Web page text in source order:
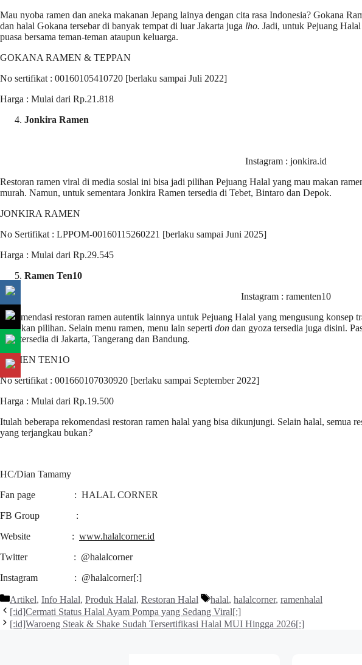
Mau nyoba ramen dan aneka makanan Jepang lainya dengan cita rasa Indonesia? Gokana
dan halal Gokana tersebar di banyak tempat di luar Jakarta juga lho. Jadi, untuk Pejuang
puasa bersama teman-teman ataupun keluarga.
GOKANA RAMEN & TEPPAN
No sertifikat : 00160105410720 [berlaku sampai Juli 2022]
Harga : Mulai dari Rp.21.818
Jonkira Ramen
Instagram : jonkira.id
Restoran ramen viral di media sosial ini bisa jadi pilihan Pejuang Halal yang mau makan
murah. Namun, untuk sementara Jonkira Ramen tersedia di Tebet, Bintaro dan Depok.
JONKIRA RAMEN
No Sertifikat : LPPOM-00160115260221 [berlaku sampai Juni 2025]
Harga : Mulai dari Rp.29.545
Ramen Ten10
Instagram : ramenten10
Rekomendasi restoran ramen autentik lainnya untuk Pejuang Halal yang mengusung konsep
dijadikan pilihan. Selain menu ramen, menu lain seperti don dan gyoza tersedia juga disini.
baru tersedia di Jakarta, Tangerang dan Bandung.
RAMEN TEN1O
No sertifikat : 001660107030920 [berlaku sampai September 2022]
Harga : Mulai dari Rp.19.500
Itulah beberapa rekomendasi restoran ramen halal yang bisa dikunjungi. Selain halal, semua
yang terjangkau bukan?
HC/Dian Tamamy
Fan page : HALAL CORNER
FB Group :
Website : www.halalcorner.id
Twitter : @halalcorner
Instagram : @halalcorner[:]
Kategori
Artikel, Info Halal, Produk Halal, Restoran Halal Tag
halal, halalcorner, ramenhalal
[:id]Cermati Status Halal Ayam Pompa yang Sedang Viral[:]
[:id]Waroeng Steak & Shake Sudah Tersertifikasi Halal MUI Hingga 2026[:]